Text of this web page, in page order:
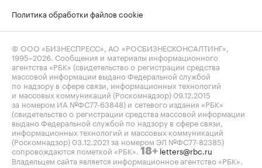
Политика обработки файлов cookie
© ООО «БИЗНЕСПРЕСС», АО «РОСБИЗНЕСКОНСАЛТИНГ»,
1995–2026. Сообщения и материалы информационного
агентства «РБК» (свидетельство о регистрации средства
массовой информации выдано Федеральной службой
по надзору в сфере связи, информационных технологий
и массовых коммуникаций (Роскомнадзор) 09.12.2015
за номером ИА №ФС77-63848) и сетевого издания «РБК»
(свидетельство о регистрации средства массовой информации
выдано Федеральной службой по надзору в сфере связи,
информационных технологий и массовых коммуникаций
(Роскомнадзор) 03.12.2021 за номером ЭЛ №ФС77-82385)
сопровождаются пометкой «РБК». 18+ letters@rbc.ru
Владельцем сайта является информационное агентство «РБК».